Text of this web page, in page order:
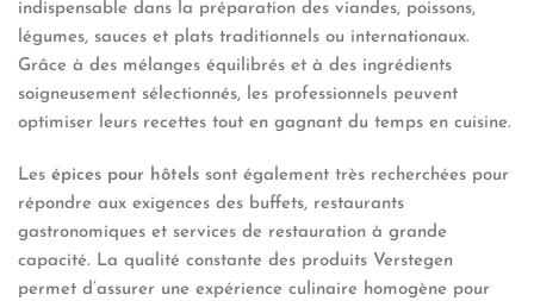
indispensable dans la préparation des viandes, poissons,
légumes, sauces et plats traditionnels ou internationaux.
Grâce à des mélanges équilibrés et à des ingrédients
soigneusement sélectionnés, les professionnels peuvent
optimiser leurs recettes tout en gagnant du temps en cuisine.
Les épices pour hôtels sont également très recherchées pour
répondre aux exigences des buffets, restaurants
gastronomiques et services de restauration à grande
capacité. La qualité constante des produits Verstegen
permet d’assurer une expérience culinaire homogène pour